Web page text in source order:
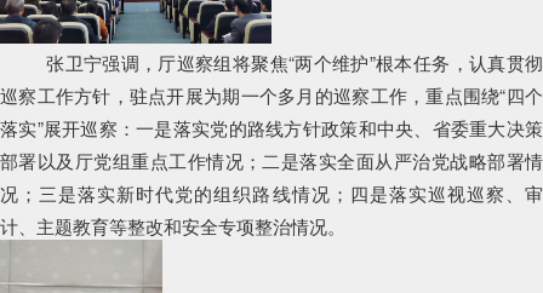
张卫宁强调，厅巡察组将聚焦“两个维护”根本任务，认真贯彻
巡察工作方针，驻点开展为期一个多月的巡察工作，重点围绕“四个
落实”展开巡察：一是落实党的路线方针政策和中央、省委重大决策
部署以及厅党组重点工作情况；二是落实全面从严治党战略部署情
况；三是落实新时代党的组织路线情况；四是落实巡视巡察、审
计、主题教育等整改和安全专项整治情况。